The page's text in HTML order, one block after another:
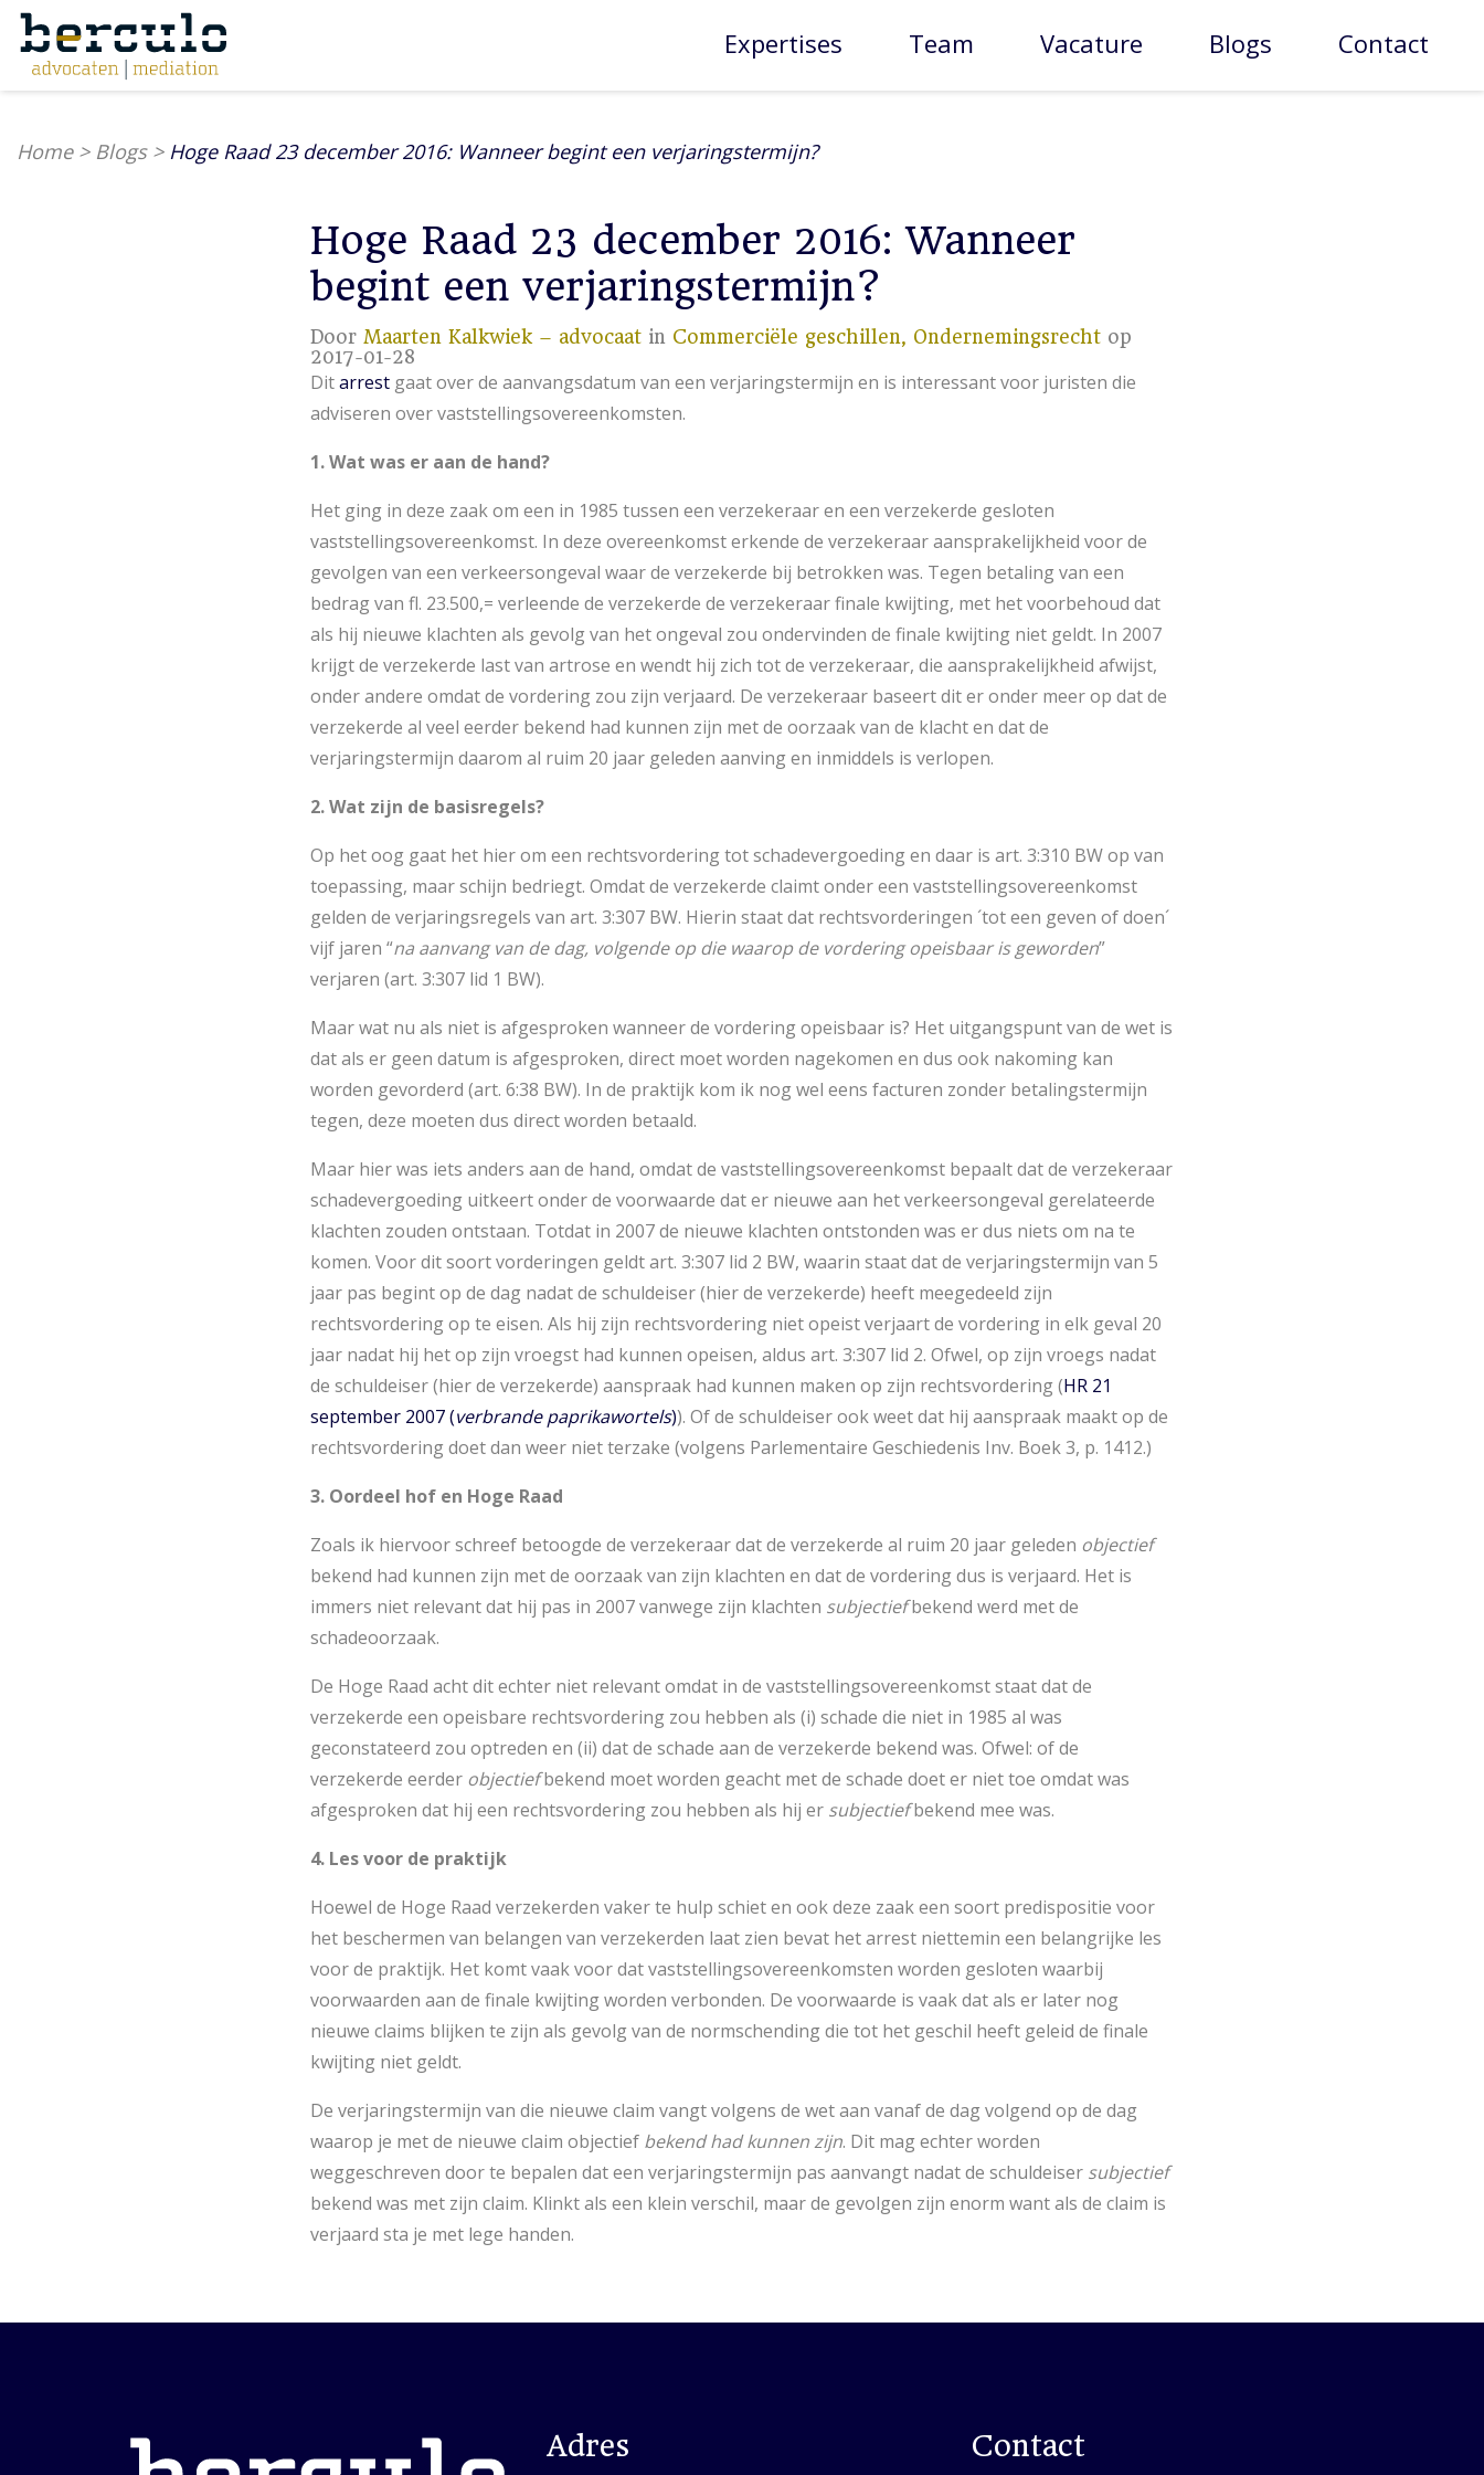
Expertises Team Vacature Blogs Contact
Home> Blogs> Hoge Raad 23 december 2016: Wanneer begint een verjaringstermijn?
Hoge Raad 23 december 2016: Wanneer
begint een verjaringstermijn?
Door Maarten Kalkwiek – advocaat in Commerciële geschillen, Ondernemingsrecht op
2017-01-28
Ditarrest gaat over de aanvangsdatum van een verjaringstermijn en is interessant voor juristen die
adviseren over vaststellingsovereenkomsten.
1. Wat was er aan de hand?
Het ging in deze zaak om een in 1985 tussen een verzekeraar en een verzekerde gesloten
vaststellingsovereenkomst. In deze overeenkomst erkende de verzekeraar aansprakelijkheid voor de
gevolgen van een verkeersongeval waar de verzekerde bij betrokken was. Tegen betaling van een
bedrag van fl. 23.500,= verleende de verzekerde de verzekeraar finale kwijting, met het voorbehoud dat
als hij nieuwe klachten als gevolg van het ongeval zou ondervinden de finale kwijting niet geldt. In 2007
krijgt de verzekerde last van artrose en wendt hij zich tot de verzekeraar, die aansprakelijkheid afwijst,
onder andere omdat de vordering zou zijn verjaard. De verzekeraar baseert dit er onder meer op dat de
verzekerde al veel eerder bekend had kunnen zijn met de oorzaak van de klacht en dat de
verjaringstermijn daarom al ruim 20 jaar geleden aanving en inmiddels is verlopen.
2. Wat zijn de basisregels?
Op het oog gaat het hier om een rechtsvordering tot schadevergoeding en daar is art. 3:310 BW op van
toepassing, maar schijn bedriegt. Omdat de verzekerde claimt onder een vaststellingsovereenkomst
gelden de verjaringsregels van art. 3:307 BW. Hierin staat dat rechtsvorderingen ´tot een geven of doen´
vijf jaren “na aanvang van de dag, volgende op die waarop de vordering opeisbaar is geworden”
verjaren (art. 3:307 lid 1 BW).
Maar wat nu als niet is afgesproken wanneer de vordering opeisbaar is? Het uitgangspunt van de wet is
dat als er geen datum is afgesproken, direct moet worden nagekomen en dus ook nakoming kan
worden gevorderd (art. 6:38 BW). In de praktijk kom ik nog wel eens facturen zonder betalingstermijn
tegen, deze moeten dus direct worden betaald.
Maar hier was iets anders aan de hand, omdat de vaststellingsovereenkomst bepaalt dat de verzekeraar
schadevergoeding uitkeert onder de voorwaarde dat er nieuwe aan het verkeersongeval gerelateerde
klachten zouden ontstaan. Totdat in 2007 de nieuwe klachten ontstonden was er dus niets om na te
komen. Voor dit soort vorderingen geldt art. 3:307 lid 2 BW, waarin staat dat de verjaringstermijn van 5
jaar pas begint op de dag nadat de schuldeiser (hier de verzekerde) heeft meegedeeld zijn
rechtsvordering op te eisen. Als hij zijn rechtsvordering niet opeist verjaart de vordering in elk geval 20
jaar nadat hij het op zijn vroegst had kunnen opeisen, aldus art. 3:307 lid 2. Ofwel, op zijn vroegs nadat
de schuldeiser (hier de verzekerde) aanspraak had kunnen maken op zijn rechtsvordering (HR 21
september 2007 (verbrande paprikawortels)). Of de schuldeiser ook weet dat hij aanspraak maakt op de
rechtsvordering doet dan weer niet terzake (volgens Parlementaire Geschiedenis Inv. Boek 3, p. 1412.)
3. Oordeel hof en Hoge Raad
Zoals ik hiervoor schreef betoogde de verzekeraar dat de verzekerde al ruim 20 jaar geleden objectief
bekend had kunnen zijn met de oorzaak van zijn klachten en dat de vordering dus is verjaard. Het is
immers niet relevant dat hij pas in 2007 vanwege zijn klachten subjectiefbekend werd met de
schadeoorzaak.
De Hoge Raad acht dit echter niet relevant omdat in de vaststellingsovereenkomst staat dat de
verzekerde een opeisbare rechtsvordering zou hebben als (i) schade die niet in 1985 al was
geconstateerd zou optreden en (ii) dat de schade aan de verzekerde bekend was. Ofwel: of de
verzekerde eerder objectiefbekend moet worden geacht met de schade doet er niet toe omdat was
afgesproken dat hij een rechtsvordering zou hebben als hij er subjectiefbekend mee was.
4. Les voor de praktijk
Hoewel de Hoge Raad verzekerden vaker te hulp schiet en ook deze zaak een soort predispositie voor
het beschermen van belangen van verzekerden laat zien bevat het arrest niettemin een belangrijke les
voor de praktijk. Het komt vaak voor dat vaststellingsovereenkomsten worden gesloten waarbij
voorwaarden aan de finale kwijting worden verbonden. De voorwaarde is vaak dat als er later nog
nieuwe claims blijken te zijn als gevolg van de normschending die tot het geschil heeft geleid de finale
kwijting niet geldt.
De verjaringstermijn van die nieuwe claim vangt volgens de wet aan vanaf de dag volgend op de dag
waarop je met de nieuwe claim objectief bekend had kunnen zijn. Dit mag echter worden
weggeschreven door te bepalen dat een verjaringstermijn pas aanvangt nadat de schuldeiser subjectief
bekend was met zijn claim. Klinkt als een klein verschil, maar de gevolgen zijn enorm want als de claim is
verjaard sta je met lege handen.
Adres Contact